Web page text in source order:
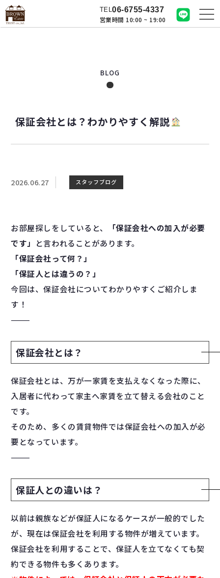
TEL06-6755-4337
営業時間 10:00 ~ 19:00
保証会社とは？わかりやすく解説
BLOG
2026.06.27 スタッフブログ
お部屋探しをしていると、
「保証会社への加入が必要
です」
と言われることがあります。
「保証会社って何？」
「保証人とは違うの？」
今回は、保証会社についてわかりやすくご紹介しま
す！
⸻
保証会社とは？
保証会社とは、万が一家賃を支払えなくなった際に、
入居者に代わって家主へ家賃を立て替える会社のこと
です。
そのため、多くの賃貸物件では保証会社への加入が必
要となっています。
⸻
保証人との違いは？
以前は親族などが保証人になるケースが一般的でした
が、現在は保証会社を利用する物件が増えています。
保証会社を利用することで、保証人を立てなくても契
約できる物件も多くあります。